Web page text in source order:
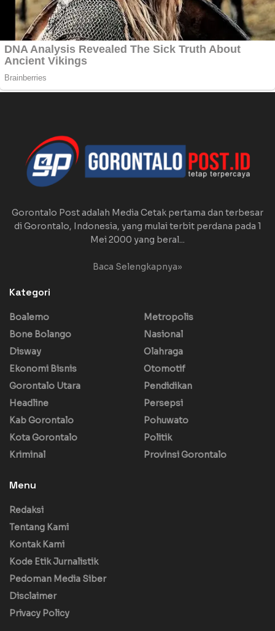
Gorontalo Post adalah Media Cetak pertama dan terbesar
di Gorontalo, Indonesia, yang mulai terbit perdana pada 1
Mei 2000 yang beral...
Baca Selengkapnya»
Kategori
Boalemo
Bone Bolango
Disway
Ekonomi Bisnis
Gorontalo Utara
Headline
Kab Gorontalo
Kota Gorontalo
Kriminal
Metropolis
Nasional
Olahraga
Otomotif
Pendidikan
Persepsi
Pohuwato
Politik
Provinsi Gorontalo
Menu
Redaksi
Tentang Kami
Kontak Kami
Kode Etik Jurnalistik
Pedoman Media Siber
Disclaimer
Privacy Policy